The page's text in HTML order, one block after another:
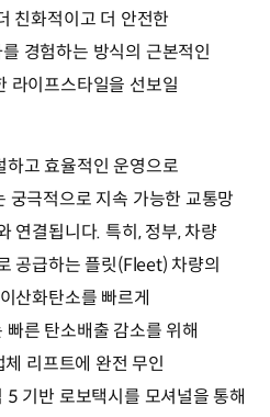
친화적이고 더 안전한
경험하는 방식의 근본적인
라이프스타일을 선보일
고 효율적인 운영으로
궁극적으로 지속 가능한 교통망
연결됩니다. 특히, 정부, 차량
공급하는 플릿(Fleet) 차량의
산화탄소를 빠르게
른 탄소배출 감소를 위해
리프트에 완전 무인
기반 로보택시를 모셔널을 통해